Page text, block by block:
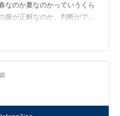
なのか夏なのかっていうくら
服が正解なのか、判断ができ
使うパーカーを愛用していま
ろと、白い目で見られる日々
りながら生活しています。 内
気持ちつくってんだよ！と
皆さんは、こういう経験をし